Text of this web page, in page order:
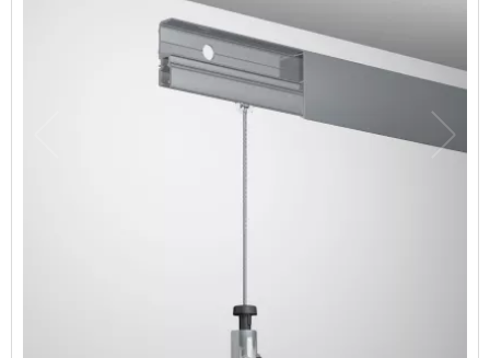
Publicado: 02/08/2026| Categorías: Tutorial de instalación de riel